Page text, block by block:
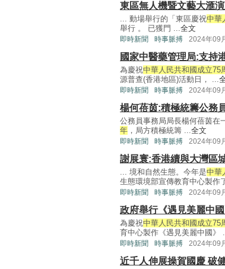
東區無人機暨文藝大滙
... 動場舉行的「東區慶祝中華
舉行 。 已獲門 ...全文
即時新聞 時事脈搏 2024年09
國家中醫藥管理局:支持
為慶祝中華人民共和國成立75
源普查(香港地區)活動日， ...
即時新聞 時事脈搏 2024年09
楊何蓓茵:積極統籌公務
公務員事務局局長楊何蓓茵在
年 ，局方積極統籌 ...全文
即時新聞 時事脈搏 2024年09
謝展寰:香港續與大灣區
... 境和自然生態。今年是中華
生態環境部宣傳教育中心製作
即時新聞 時事脈搏 2024年09
政府舉行《遇見美麗中
​為慶祝中華人民共和國成立75
育中心製作《遇見美麗中國》
即時新聞 時事脈搏 2024年09
近千人伸展操賀國慶 破